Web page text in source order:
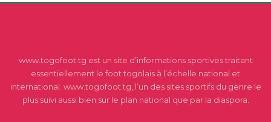
www.togofoot.tg est un site d’informations sportives traitant
essentiellement le foot togolais à l’échelle national et
international. www.togofoot.tg, l’un des sites sportifs du genre le
plus suivi aussi bien sur le plan national que par la diaspora.